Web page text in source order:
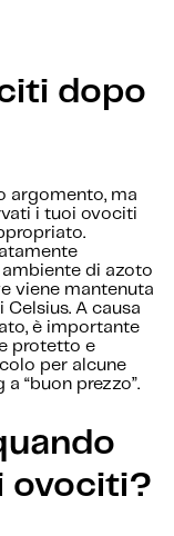
dopo
argomento, ma
i tuoi ovociti
di azoto
viene mantenuta
A causa
è importante
protetto e
per alcune
“buon prezzo”.
ovociti?